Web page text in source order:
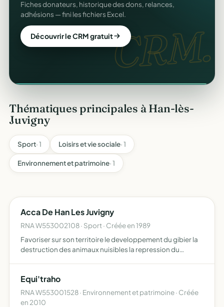
CRM.
Fiches donateurs, historique des dons, relances,
adhésions — fini les fichiers Excel.
Découvrir le CRM gratuit
Campagnes, paiement sécurisé, reçu fiscal instantané
pour chaque donateur. 100 % gratuit.
Lancer ma collecte
Thématiques principales à Han-lès-
Juvigny
Sport· 1 Loisirs et vie sociale· 1
Environnement et patrimoine· 1
Acca De Han Les Juvigny
RNA W553002108 · Sport · Créée en 1989
Favoriser sur son territoire le developpement du gibier la
destruction des animaux nuisibles la repression du
assurer…
Equi'traho
RNA W553001528 · Environnement et patrimoine · Créée
en 2010